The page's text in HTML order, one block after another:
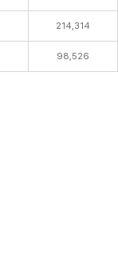
214,314
98,526